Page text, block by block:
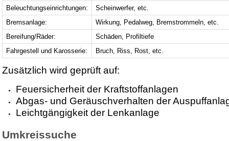
Beleuchtungseinrichtungen:
Scheinwerfer, etc.
Bremsanlage:
Wirkung, Pedalweg, Bremstrommeln, etc.
Bereifung/Räder:
Schäden, Profiltiefe
Fahrgestell und Karosserie:
Bruch, Riss, Rost, etc.
Zusätzlich wird geprüft auf:
Feuersicherheit der Kraftstoffanlagen
Abgas- und Geräuschverhalten der
Leichtgängigkeit der Lenkanlage
Umkreissuche